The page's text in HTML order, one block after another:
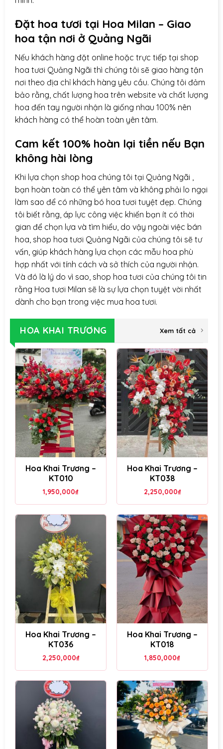
Đặt hoa tươi tại Hoa Milan – Giao
hoa tận nơi ở Quảng Ngãi
Nếu khách hàng đặt online hoặc trực tiếp tại shop
hoa tươi Quảng Ngãi thì chúng tôi sẽ giao hàng tận
nơi theo địa chỉ khách hàng yêu cầu. Chúng tôi đảm
bảo rằng, chất lượng hoa trên website và chất lượng
hoa đến tay người nhận là giống nhau 100% nên
khách hàng có thể hoàn toàn yên tâm.
Cam kết 100% hoàn lại tiền nếu Bạn
không hài lòng
Khi lựa chọn shop hoa chúng tôi tại Quảng Ngãi ,
bạn hoàn toàn có thể yên tâm và không phải lo ngại
làm sao để có những bó hoa tươi tuyệt đẹp. Chúng
tôi biết rằng, áp lực công việc khiến bạn ít có thời
gian để chọn lựa và tìm hiểu, do vậy ngoài việc bán
hoa, shop hoa tươi Quảng Ngãi của chúng tôi sẽ tư
vấn, giúp khách hàng lựa chọn các mẫu hoa phù
hợp nhất với tính cách và sở thích của người nhận.
Và đó là lý do vì sao, shop hoa tươi của chúng tôi tin
rằng Hoa tươi Milan sẽ là sự lựa chọn tuyệt vời nhất
dành cho bạn trong việc mua hoa tươi.
HOA KHAI TRƯƠNG Xem tất cả
Hoa Khai Trương –
KT010
1,950,000₫
Hoa Khai Trương –
KT038
2,250,000₫
Hoa Khai Trương –
KT036
2,250,000₫
Hoa Khai Trương –
KT018
1,850,000₫